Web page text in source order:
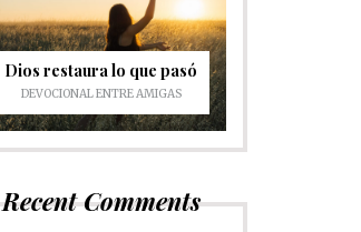
Dios restaura lo que pasó
DEVOCIONAL ENTRE AMIGAS
Recent Comments